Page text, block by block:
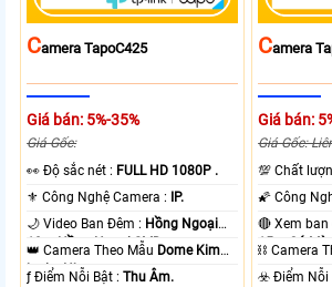
CAmera TapoC425
Giá bán: 5%-35%
Giá Gốc:
️👀 Độ sắc nét : FULL HD 1080P .
⚜️ Công Nghệ Camera : IP.
🌙 Video Ban Đêm : Hồng Ngoại
10m Hồng Ngoại SMD.
👑 Camera Theo Mẫu Dome Kim
loại + Nhựa.
️ƒ Điểm Nỗi Bật :Thu Âm.
CAmera
Giá bán:
Giá Gốc:
💯 Chất
15m Có
⛓ Camera